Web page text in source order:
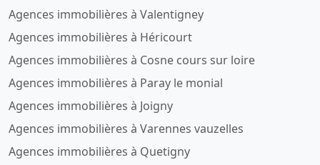
Agences immobilières à Valentigney
Agences immobilières à Héricourt
Agences immobilières à Cosne cours sur loire
Agences immobilières à Paray le monial
Agences immobilières à Joigny
Agences immobilières à Varennes vauzelles
Agences immobilières à Quetigny